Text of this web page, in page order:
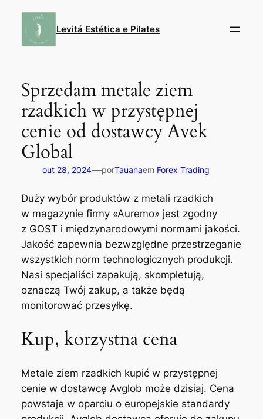
Levitá Estética e Pilates
Sprzedam metale ziem
rzadkich w przystępnej
cenie od dostawcy Avek
Global
out 28, 2024—porTauanaem Forex Trading
Duży wybór produktów z metali rzadkich
w magazynie firmy «Auremo» jest zgodny
z GOST i międzynarodowymi normami jakości.
Jakość zapewnia bezwzględne przestrzeganie
wszystkich norm technologicznych produkcji.
Nasi specjaliści zapakują, skompletują,
oznaczą Twój zakup, a także będą
monitorować przesyłkę.
Kup, korzystna cena
Metale ziem rzadkich kupić w przystępnej
cenie w dostawcę Avglob może dzisiaj. Cena
powstaje w oparciu o europejskie standardy